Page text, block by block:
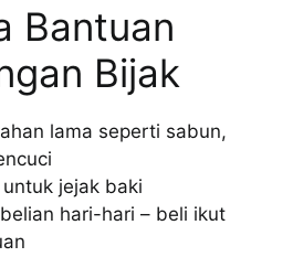
Bantuan
Bijak
lama seperti sabun,
jejak baki
hari-hari – beli ikut